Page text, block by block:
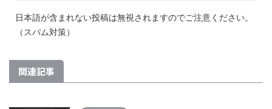
日本語が含まれない投稿は無視されますのでご注意ください。
（スパム対策）
関連記事